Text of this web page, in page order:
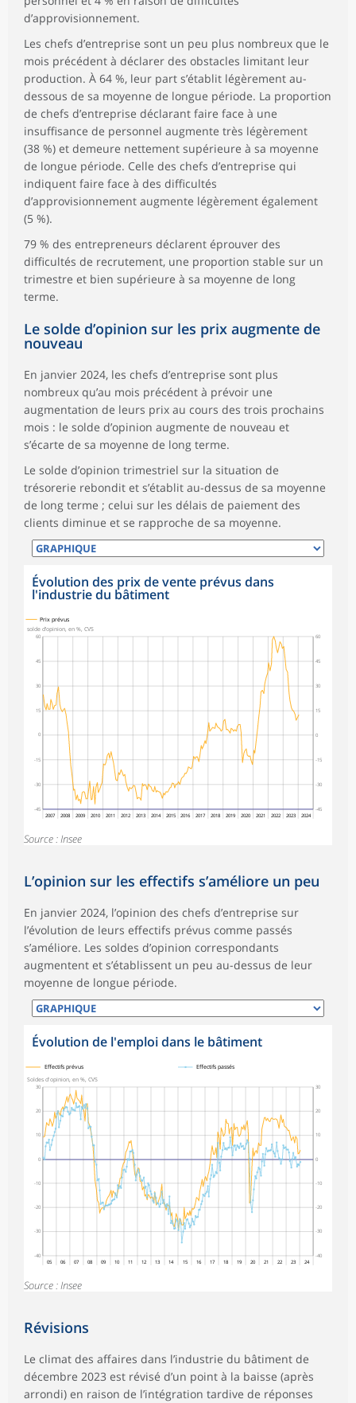
d’approvisionnement.
Les chefs d’entreprise sont un peu plus nombreux que le
mois précédent à déclarer des obstacles limitant leur
production. À 64 %, leur part s’établit légèrement au-
dessous de sa moyenne de longue période. La proportion
de chefs d’entreprise déclarant faire face à une
insuffisance de personnel augmente très légèrement
(38 %) et demeure nettement supérieure à sa moyenne
de longue période. Celle des chefs d’entreprise qui
indiquent faire face à des difficultés
d’approvisionnement augmente légèrement également
(5 %).
79 % des entrepreneurs déclarent éprouver des
difficultés de recrutement, une proportion stable sur un
trimestre et bien supérieure à sa moyenne de long
terme.
Le solde d’opinion sur les prix augmente de
nouveau
En janvier 2024, les chefs d’entreprise sont plus
nombreux qu’au mois précédent à prévoir une
augmentation de leurs prix au cours des trois prochains
mois : le solde d’opinion augmente de nouveau et
s’écarte de sa moyenne de long terme.
Le solde d’opinion trimestriel sur la situation de
trésorerie rebondit et s’établit au-dessus de sa moyenne
de long terme ; celui sur les délais de paiement des
clients diminue et se rapproche de sa moyenne.
Évolution des prix de vente prévus dans
l'industrie du bâtiment
-45
-30
-15
0
15
30
45
60
-45
-30
-15
0
15
30
45
60
solde d’opinion, en %, CVS
2007 2008 2009 2010 2011 2012 2013 2014 2015 2016 2017 2018 2019 2020 2021 2022 2023 2024
Prix prévus
Source : Insee
L’opinion sur les effectifs s’améliore un peu
En janvier 2024, l’opinion des chefs d’entreprise sur
l’évolution de leurs effectifs prévus comme passés
s’améliore. Les soldes d’opinion correspondants
augmentent et s’établissent un peu au-dessus de leur
moyenne de longue période.
Évolution de l'emploi dans le bâtiment
0
10
20
30
-10
-20
-30
-40 -40
-30
-20
-10
0
10
20
30
Soldes d'opinion, en %, CVS
05 06 07 08 09 10 11 12 13 14 15 16 17 18 19 20 21 22 23 24
Effectifs prévus Effectifs passés
Source : Insee
Révisions
Le climat des affaires dans l’industrie du bâtiment de
décembre 2023 est révisé d’un point à la baisse (après
arrondi) en raison de l’intégration tardive de réponses